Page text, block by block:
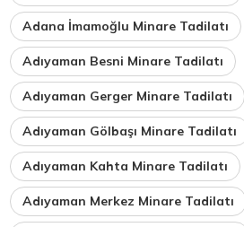
Adana İmamoğlu Minare Tadilatı
Adıyaman Besni Minare Tadilatı
Adıyaman Gerger Minare Tadilatı
Adıyaman Gölbaşı Minare Tadilatı
Adıyaman Kahta Minare Tadilatı
Adıyaman Merkez Minare Tadilatı